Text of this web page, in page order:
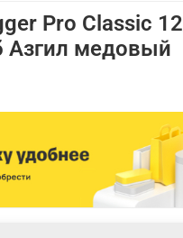
Pro Classic
Азгил медовый